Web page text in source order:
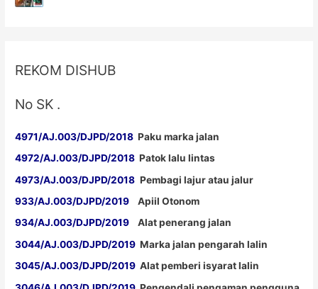
REKOM DISHUB
No SK .
4971/AJ.003/DJPD/2018 Paku marka jalan
4972/AJ.003/DJPD/2018 Patok lalu lintas
4973/AJ.003/DJPD/2018 Pembagi lajur atau jalur
933/AJ.003/DJPD/2019 Apiil Otonom
934/AJ.003/DJPD/2019 Alat penerang jalan
3044/AJ.003/DJPD/2019 Marka jalan pengarah lalin
3045/AJ.003/DJPD/2019 Alat pemberi isyarat lalin